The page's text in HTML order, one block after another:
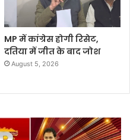
MP में कांग्रेस होगी रिसेट,
दतिया में जीत के बाद जोश
August 5, 2026